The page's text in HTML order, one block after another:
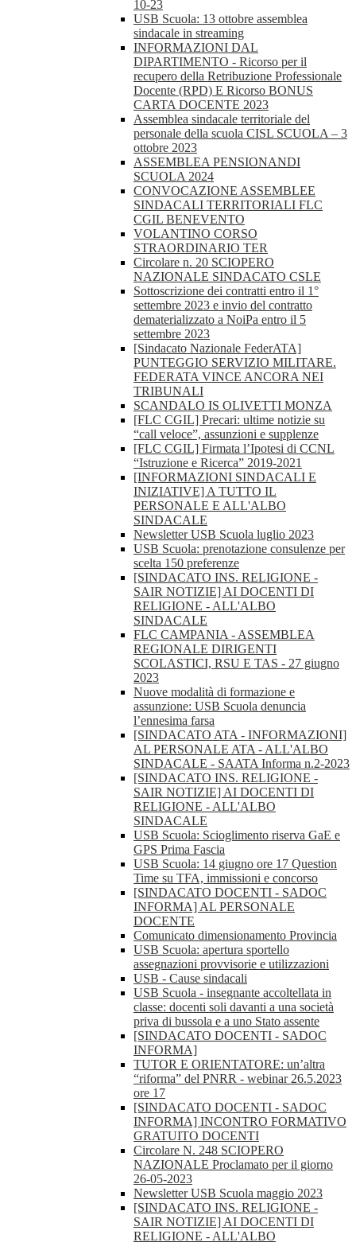
10-23
USB Scuola: 13 ottobre assemblea
sindacale in streaming
INFORMAZIONI DAL
DIPARTIMENTO - Ricorso per il
recupero della Retribuzione Professionale
Docente (RPD) E Ricorso BONUS
CARTA DOCENTE 2023
Assemblea sindacale territoriale del
personale della scuola CISL SCUOLA – 3
ottobre 2023
ASSEMBLEA PENSIONANDI
SCUOLA 2024
CONVOCAZIONE ASSEMBLEE
SINDACALI TERRITORIALI FLC
CGIL BENEVENTO
VOLANTINO CORSO
STRAORDINARIO TER
Circolare n. 20 SCIOPERO
NAZIONALE SINDACATO CSLE
Sottoscrizione dei contratti entro il 1°
settembre 2023 e invio del contratto
dematerializzato a NoiPa entro il 5
settembre 2023
[Sindacato Nazionale FederATA]
PUNTEGGIO SERVIZIO MILITARE.
FEDERATA VINCE ANCORA NEI
TRIBUNALI
SCANDALO IS OLIVETTI MONZA
[FLC CGIL] Precari: ultime notizie su
“call veloce”, assunzioni e supplenze
[FLC CGIL] Firmata l’Ipotesi di CCNL
“Istruzione e Ricerca” 2019-2021
[INFORMAZIONI SINDACALI E
INIZIATIVE] A TUTTO IL
PERSONALE E ALL'ALBO
SINDACALE
Newsletter USB Scuola luglio 2023
USB Scuola: prenotazione consulenze per
scelta 150 preferenze
[SINDACATO INS. RELIGIONE -
SAIR NOTIZIE] AI DOCENTI DI
RELIGIONE - ALL'ALBO
SINDACALE
FLC CAMPANIA - ASSEMBLEA
REGIONALE DIRIGENTI
SCOLASTICI, RSU E TAS - 27 giugno
2023
Nuove modalità di formazione e
assunzione: USB Scuola denuncia
l’ennesima farsa
[SINDACATO ATA - INFORMAZIONI]
AL PERSONALE ATA - ALL'ALBO
SINDACALE - SAATA Informa n.2-2023
[SINDACATO INS. RELIGIONE -
SAIR NOTIZIE] AI DOCENTI DI
RELIGIONE - ALL'ALBO
SINDACALE
USB Scuola: Scioglimento riserva GaE e
GPS Prima Fascia
USB Scuola: 14 giugno ore 17 Question
Time su TFA, immissioni e concorso
[SINDACATO DOCENTI - SADOC
INFORMA] AL PERSONALE
DOCENTE
Comunicato dimensionamento Provincia
USB Scuola: apertura sportello
assegnazioni provvisorie e utilizzazioni
USB - Cause sindacali
USB Scuola - insegnante accoltellata in
classe: docenti soli davanti a una società
priva di bussola e a uno Stato assente
[SINDACATO DOCENTI - SADOC
INFORMA]
TUTOR E ORIENTATORE: un’altra
“riforma” del PNRR - webinar 26.5.2023
ore 17
[SINDACATO DOCENTI - SADOC
INFORMA] INCONTRO FORMATIVO
GRATUITO DOCENTI
Circolare N. 248 SCIOPERO
NAZIONALE Proclamato per il giorno
26-05-2023
Newsletter USB Scuola maggio 2023
[SINDACATO INS. RELIGIONE -
SAIR NOTIZIE] AI DOCENTI DI
RELIGIONE - ALL'ALBO